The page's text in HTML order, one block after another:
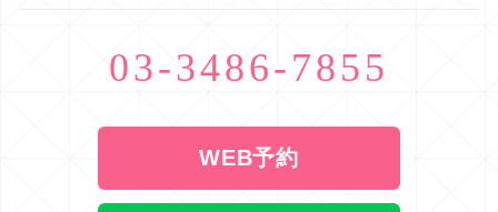
03-3486-7855
WEB予約